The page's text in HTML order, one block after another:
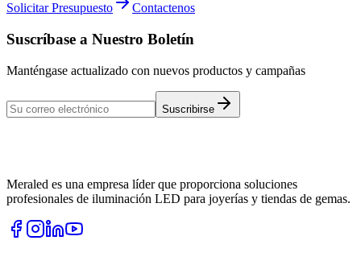
Solicitar Presupuesto Contactenos
Suscríbase a Nuestro Boletín
Manténgase actualizado con nuevos productos y campañas
Suscribirse
Meraled es una empresa líder que proporciona soluciones
profesionales de iluminación LED para joyerías y tiendas de gemas.